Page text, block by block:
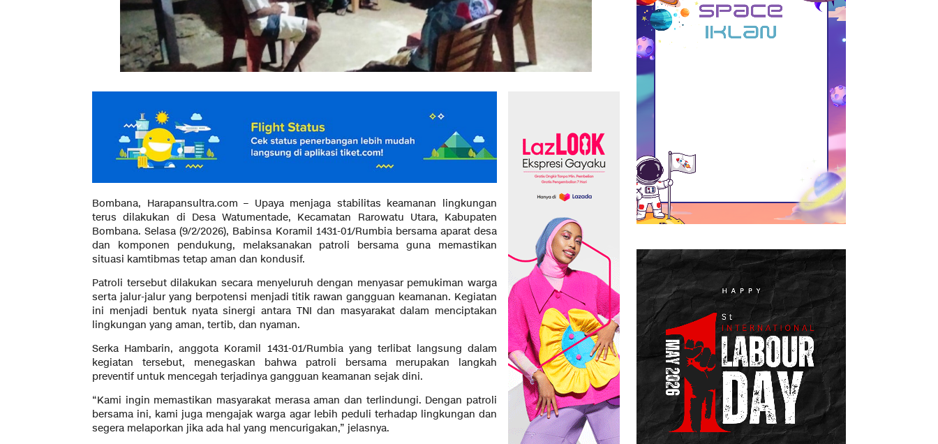
Bombana, Harapansultra.com – Upaya menjaga stabilitas keamanan lingkungan
terus dilakukan di Desa Watumentade, Kecamatan Rarowatu Utara, Kabupaten
Bombana. Selasa (9/2/2026), Babinsa Koramil 1431-01/Rumbia bersama aparat desa
dan komponen pendukung, melaksanakan patroli bersama guna memastikan
situasi kamtibmas tetap aman dan kondusif.
Patroli tersebut dilakukan secara menyeluruh dengan menyasar pemukiman warga
serta jalur-jalur yang berpotensi menjadi titik rawan gangguan keamanan. Kegiatan
ini menjadi bentuk nyata sinergi antara TNI dan masyarakat dalam menciptakan
lingkungan yang aman, tertib, dan nyaman.
Serka Hambarin, anggota Koramil 1431-01/Rumbia yang terlibat langsung dalam
kegiatan tersebut, menegaskan bahwa patroli bersama merupakan langkah
preventif untuk mencegah terjadinya gangguan keamanan sejak dini.
“Kami ingin memastikan masyarakat merasa aman dan terlindungi. Dengan patroli
bersama ini, kami juga mengajak warga agar lebih peduli terhadap lingkungan dan
segera melaporkan jika ada hal yang mencurigakan,” jelasnya.